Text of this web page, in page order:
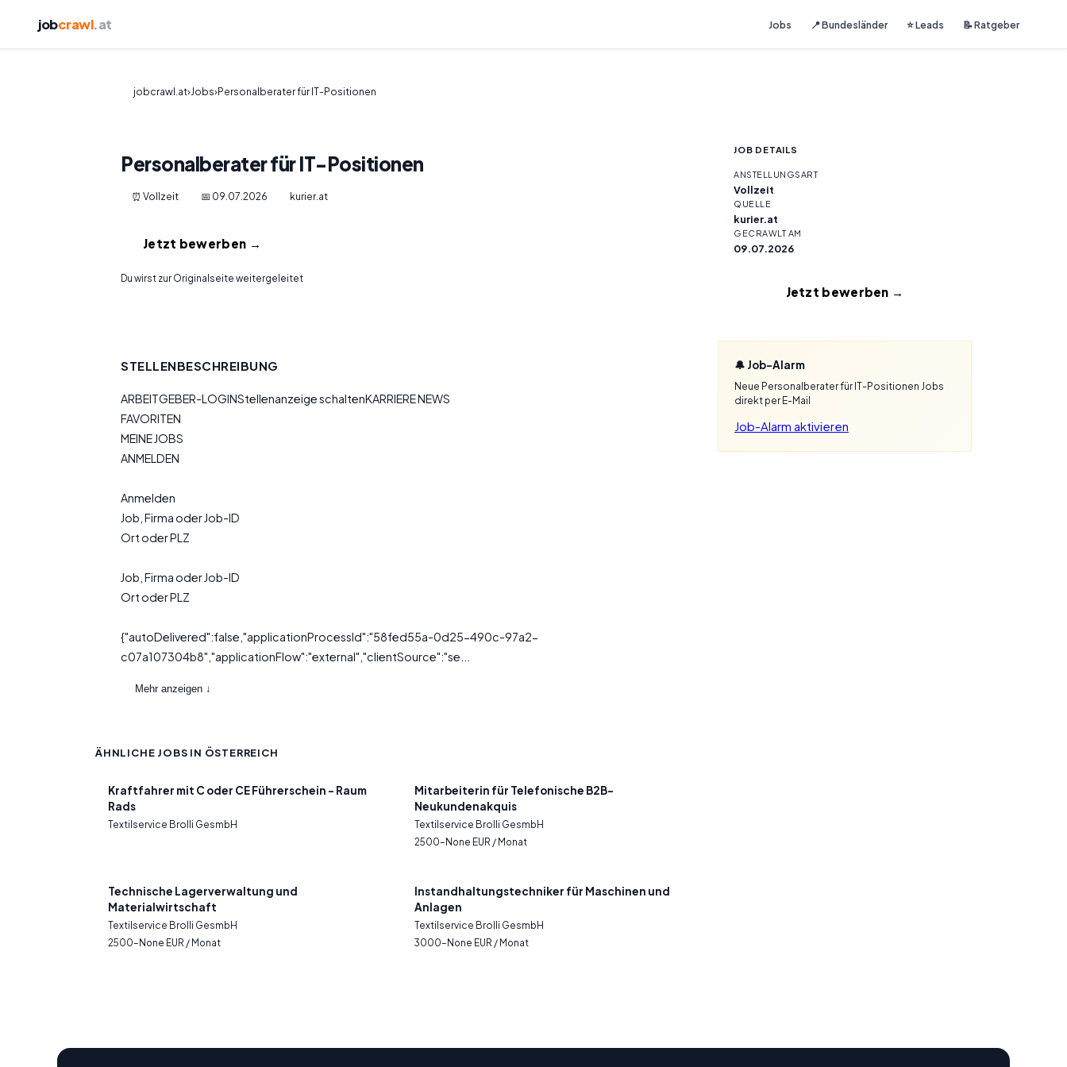
jobcrawl.at Jobs 📍 Bundesländer ⭐ Leads 📝 Ratgeber
jobcrawl.at›Jobs›Personalberater für IT-Positionen
Personalberater für IT-Positionen
⏰ Vollzeit 📅 09.07.2026 kurier.at
Jetzt bewerben →
Du wirst zur Originalseite weitergeleitet
STELLENBESCHREIBUNG
ARBEITGEBER-LOGINStellenanzeige schaltenKARRIERE NEWS
FAVORITEN
MEINE JOBS
ANMELDEN
Anmelden
Job, Firma oder Job-ID
Ort oder PLZ
Job, Firma oder Job-ID
Ort oder PLZ
{"autoDelivered":false,"applicationProcessId":"58fed55a-0d25-490c-97a2-
c07a107304b8","applicationFlow":"external","clientSource":"se...
Mehr anzeigen ↓
ÄHNLICHE JOBS IN ÖSTERREICH
Kraftfahrer mit C oder CE Führerschein – Raum
Rads
Textilservice Brolli GesmbH
Mitarbeiterin für Telefonische B2B-
Neukundenakquis
Textilservice Brolli GesmbH
2500–None EUR / Monat
Technische Lagerverwaltung und
Materialwirtschaft
Textilservice Brolli GesmbH
2500–None EUR / Monat
Instandhaltungstechniker für Maschinen und
Anlagen
Textilservice Brolli GesmbH
3000–None EUR / Monat
JOB DETAILS
ANSTELLUNGSART
Vollzeit
QUELLE
kurier.at
GECRAWLT AM
09.07.2026
Jetzt bewerben →
🔔 Job-Alarm
Neue Personalberater für IT-Positionen Jobs
direkt per E-Mail
Job-Alarm aktivieren